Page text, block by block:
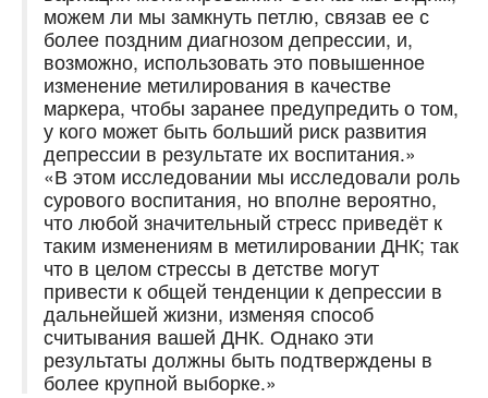
можем ли мы замкнуть петлю, связав ее с
более поздним диагнозом депрессии, и,
возможно, использовать это повышенное
изменение метилирования в качестве
маркера, чтобы заранее предупредить о том,
у кого может быть больший риск развития
депрессии в результате их воспитания.»
«В этом исследовании мы исследовали роль
сурового воспитания, но вполне вероятно,
что любой значительный стресс приведёт к
таким изменениям в метилировании ДНК; так
что в целом стрессы в детстве могут
привести к общей тенденции к депрессии в
дальнейшей жизни, изменяя способ
считывания вашей ДНК. Однако эти
результаты должны быть подтверждены в
более крупной выборке.»